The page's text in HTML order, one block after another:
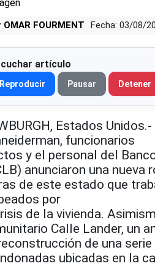
OMAR FOURMENT Fecha: 03/08/
artículo
Reproducir Pausar Detener
Estados
funcionarios
y el personal del
anunciaron una nueva
de este estado que
por
de la vivienda.
Calle Lander, un
de una
ubicadas en la